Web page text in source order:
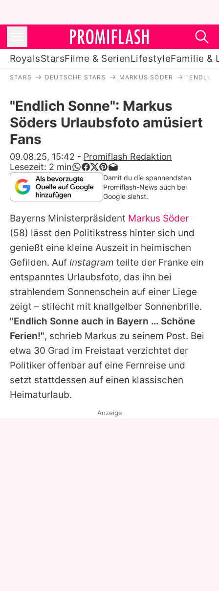
RoyalsStarsFilme & SerienLifestyleFamilie &
Stars
Filme & Serien
Lifestyle
Familie & Liebe
Promiflash Exklusiv
Alle Themen auf Promiflash
Jobs
App runterladen
Team
Redaktionelle Richtlinien
Impressum
Datenschutzerklärung
STARS DEUTSCHE STARS MARKUS SÖDER
"Endlich Sonne": Markus
Söders Urlaubsfoto amüsiert
Fans
09.08.25, 15:42 - Promiflash Redaktion
Lesezeit: 2 min
Damit du die spannendsten
Promiflash-News auch bei
Google siehst.
Bayerns Ministerpräsident Markus Söder
(58) lässt den Politikstress hinter sich und
genießt eine kleine Auszeit in heimischen
Gefilden. Auf Instagram teilte der Franke ein
entspanntes Urlaubsfoto, das ihn bei
strahlendem Sonnenschein auf einer Liege
zeigt – stilecht mit knallgelber Sonnenbrille.
"Endlich Sonne auch in Bayern … Schöne
Ferien!", schrieb Markus zu seinem Post. Bei
etwa 30 Grad im Freistaat verzichtet der
Politiker offenbar auf eine Fernreise und
setzt stattdessen auf einen klassischen
Heimaturlaub.
Anzeige